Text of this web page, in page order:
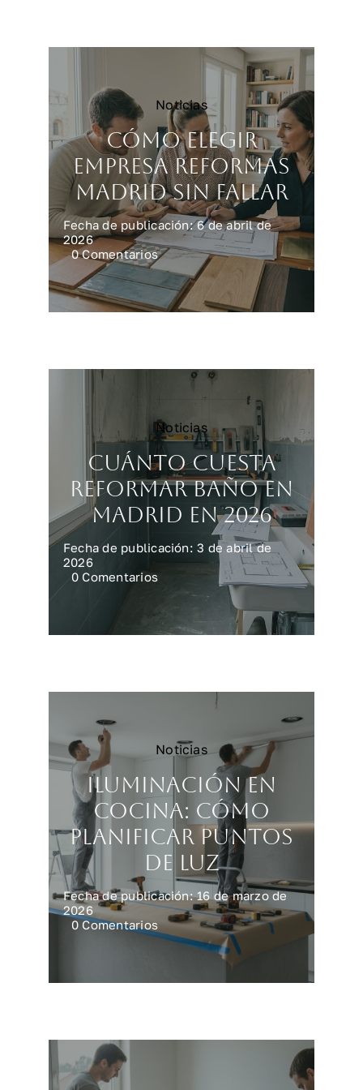
casa
Noticias
Cómo elegir
empresa reformas
Madrid sin fallar
Fecha de publicación: 6 de abril de
2026
0 Comentarioson
Cómo
elegir
empresa
reformas
Noticias
Cuánto cuesta
reformar baño en
Madrid en 2026
Fecha de publicación: 3 de abril de
2026
0 Comentarios
Cuánto
reformar
baño
2026
Noticias
Iluminación en
cocina: cómo
planificar puntos
de luz
Fecha de publicación: 16 de marzo de
2026
0 Comentarioson
Iluminación
cómo
luz